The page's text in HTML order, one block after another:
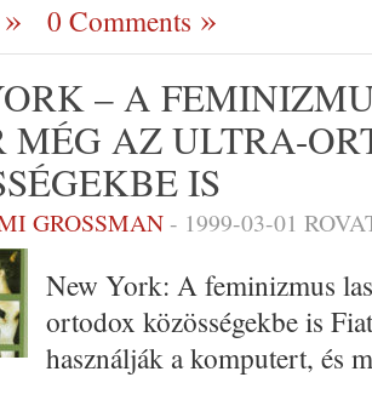
0 Comments
– A
MÉG AZ ULTRA-
IS
GROSSMAN- 1999-03-01
New York: A feminizmus
ortodox közösségekbe is
használják a komputert, és